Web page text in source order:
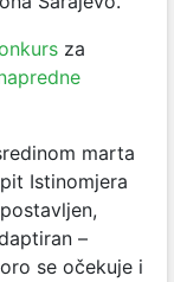
za
marta
Istinomjera
–
se očekuje i